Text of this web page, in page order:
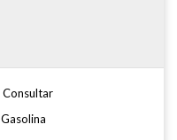
Consultar
Gasolina